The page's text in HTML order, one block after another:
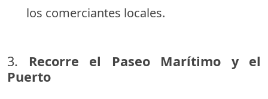
los comerciantes locales.
3. Recorre el Paseo Marítimo y el
Puerto